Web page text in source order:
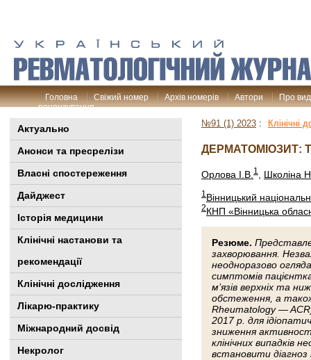
Головна Свіжий номер Архів номерів Автори
Про
рецензування
Актуально
Анонси та пресрелізи
Власні спостереження
Дайджест
Історія медицини
Клінiчні настанови та
рекомендації
Клінічні дослідження
Лікарю-практику
Міжнародний досвід
Некролог
№91 (1) 2023 : Клінічні
ДЕРМАТОМІОЗИТ:
Орлова І.В. 1 Школіна
1Вінницький
2КНП «Вінницька
Резюме.
захворювання.
неодноразово
симптомів
м’язів верхніх та
обстеження, а також
Rheumatology —
2017 р. для
зниження
клінічних випадків
встановити діагноз